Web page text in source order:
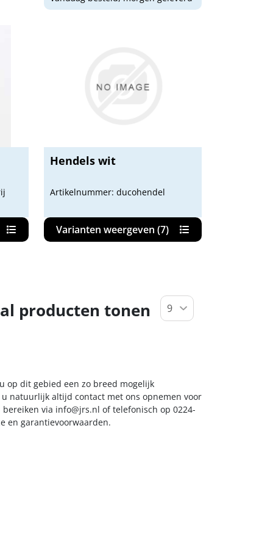
Hendels wit
Artikelnummer: ducohendel
Varianten weergeven (7)
producten tonen
op dit gebied een zo breed mogelijk
natuurlijk altijd contact met ons opnemen voor
via info@jrs.nl of telefonisch op 0224-
en garantievoorwaarden.